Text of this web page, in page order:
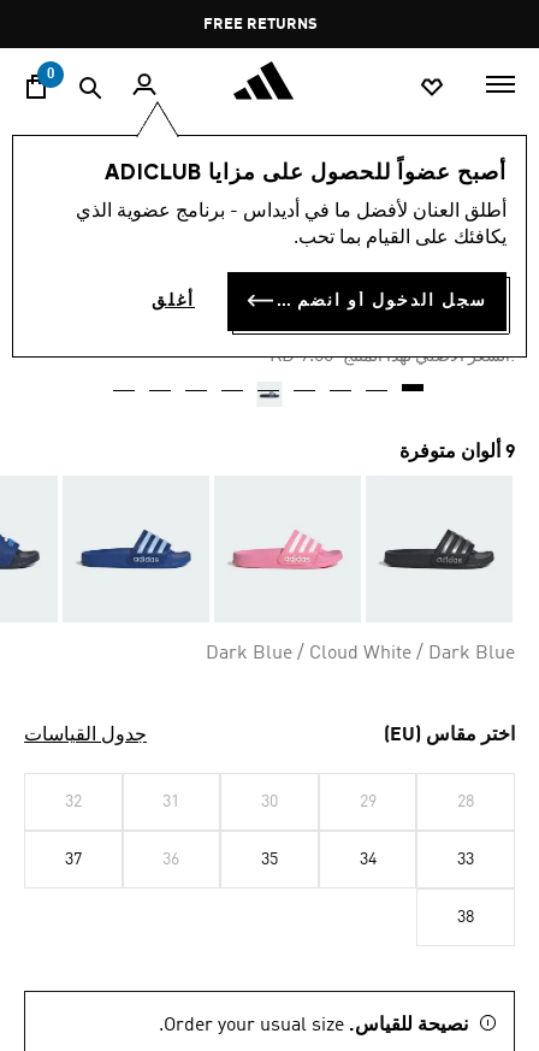
Pause
promotion
rotation
FREE RETURNS
0
أصبح عضواً للحصول على مزايا ADICLUB
أطلق العنان لأفضل ما في أديداس - برنامج عضوية الذي
يكافئك على القيام بما تحب.
سجل الدخول أو انضم الآن أغلق
الأطفال أحذية
-20%
شبشب ADILETTE SHOWER
KD 7.13
:السعر الأصلي لهذا المنتج Price reduced from
KD 9.50
to
9 ألوان متوفرة
Dark Blue / Cloud White / Dark Blue
اختر مقاس (EU) جدول القياسات
28
29
30
31
32
33
34
35
36
37
38
نصيحة للقياس. Order your usual size.